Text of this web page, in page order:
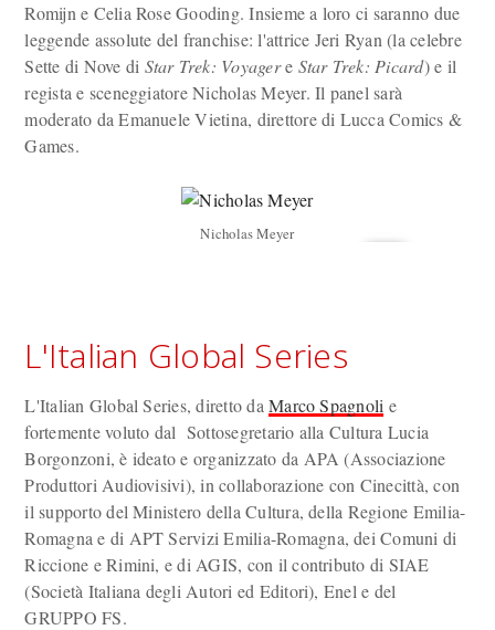
Romijn e Celia Rose Gooding. Insieme a loro ci saranno due
leggende assolute del franchise: l'attrice Jeri Ryan (la celebre
Sette di Nove di Star Trek: Voyagere Star Trek: Picard) e il
regista e sceneggiatore Nicholas Meyer. Il panel sarà
moderato da Emanuele Vietina, direttore di Lucca Comics &
Games.
Nicholas Meyer
L'Italian Global Series
L'Italian Global Series, diretto daMarco Spagnoli e
fortemente voluto dal Sottosegretario alla Cultura Lucia
Borgonzoni, è ideato e organizzato da APA (Associazione
Produttori Audiovisivi), in collaborazione con Cinecittà, con
il supporto del Ministero della Cultura, della Regione Emilia-
Romagna e di APT Servizi Emilia-Romagna, dei Comuni di
Riccione e Rimini, e di AGIS, con il contributo di SIAE
(Società Italiana degli Autori ed Editori), Enel e del
GRUPPO FS.